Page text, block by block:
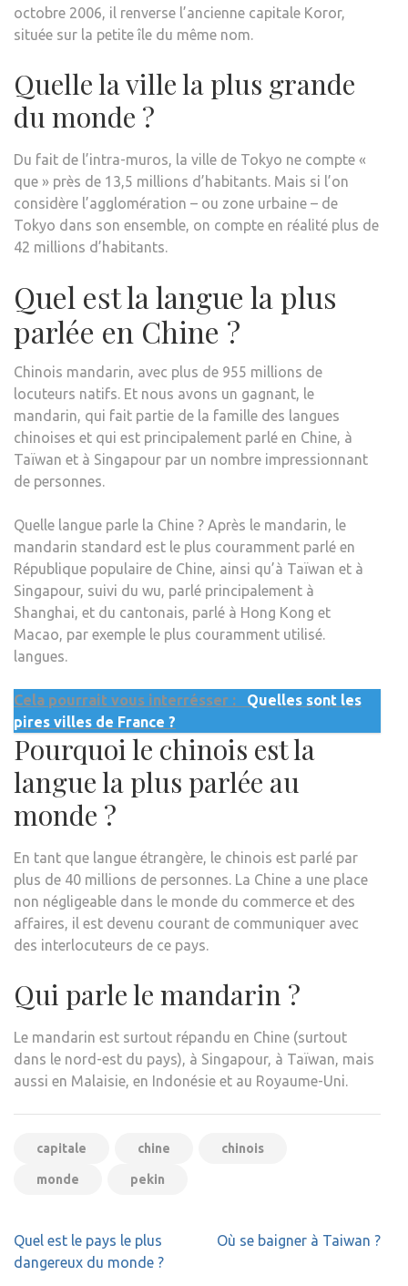
octobre 2006, il renverse l’ancienne capitale Koror,
située sur la petite île du même nom.
Quelle la ville la plus grande
du monde ?
Du fait de l’intra-muros, la ville de Tokyo ne compte «
que » près de 13,5 millions d’habitants. Mais si l’on
considère l’agglomération – ou zone urbaine – de
Tokyo dans son ensemble, on compte en réalité plus de
42 millions d’habitants.
Quel est la langue la plus
parlée en Chine ?
Chinois mandarin, avec plus de 955 millions de
locuteurs natifs. Et nous avons un gagnant, le
mandarin, qui fait partie de la famille des langues
chinoises et qui est principalement parlé en Chine, à
Taïwan et à Singapour par un nombre impressionnant
de personnes.
Quelle langue parle la Chine ? Après le mandarin, le
mandarin standard est le plus couramment parlé en
République populaire de Chine, ainsi qu’à Taïwan et à
Singapour, suivi du wu, parlé principalement à
Shanghai, et du cantonais, parlé à Hong Kong et
Macao, par exemple le plus couramment utilisé.
langues.
Cela pourrait vous interrésser :
Quelles sont les
pires villes de France ?
Pourquoi le chinois est la
langue la plus parlée au
monde ?
En tant que langue étrangère, le chinois est parlé par
plus de 40 millions de personnes. La Chine a une place
non négligeable dans le monde du commerce et des
affaires, il est devenu courant de communiquer avec
des interlocuteurs de ce pays.
Qui parle le mandarin ?
Le mandarin est surtout répandu en Chine (surtout
dans le nord-est du pays), à Singapour, à Taïwan, mais
aussi en Malaisie, en Indonésie et au Royaume-Uni.
capitale chine chinois
monde pekin
Navigation
de
Quel est le pays le plus
dangereux du monde ?
Où se baigner à Taiwan ?